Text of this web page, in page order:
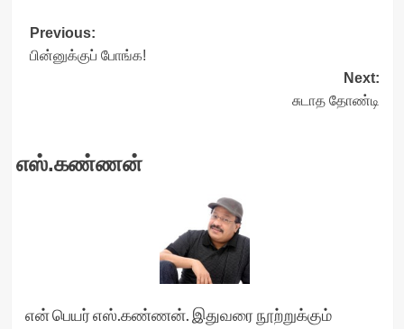
Post
navigation
Previous:
பின்னுக்குப் போங்க!
Next:
சுடாத தோண்டி
எஸ்.கண்ணன்
என் பெயர் எஸ்.கண்ணன். இதுவரை நூற்றுக்கும்